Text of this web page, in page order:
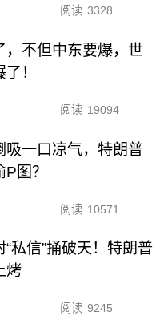
阅读 3328
，不但中东要爆，世
！
阅读 19094
吸一口凉气，特朗普
图？
阅读 10571
“私信”捅破天！特朗普
烤
阅读 9245